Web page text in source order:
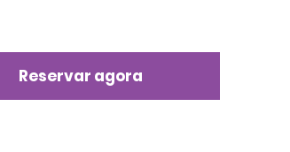
Reservar agora